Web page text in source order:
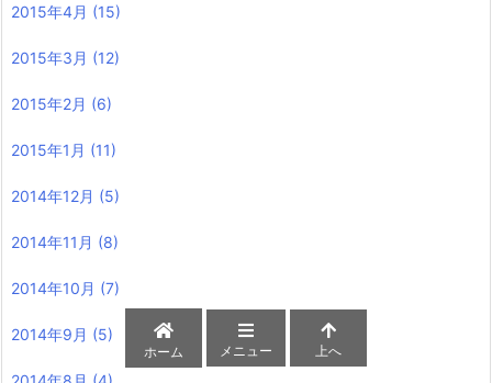
2015年4月 (15)
2015年3月 (12)
2015年2月 (6)
2015年1月 (11)
2014年12月 (5)
2014年11月 (8)
2014年10月 (7)
2014年9月 (5)
ホーム メニュー 上へ